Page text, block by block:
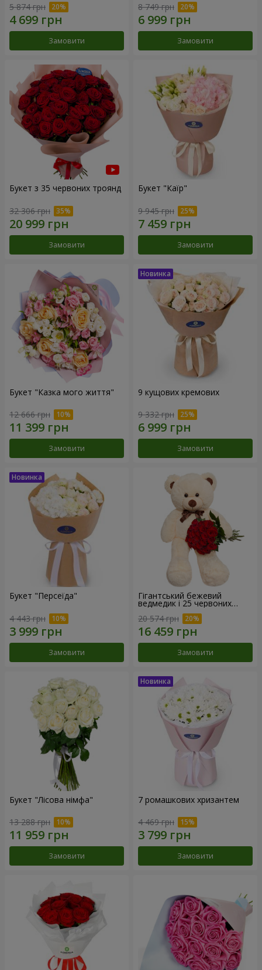
5 874 грн
Замовити
8 749 грн
Замовити
Букет з 35 червоних троянд
32 306 грн
Замовити
Букет "Каїр"
9 945 грн
Замовити
Букет "Казка мого життя"
12 666 грн
Замовити
9 кущових кремових
9 332 грн
Замовити
Букет "Персеїда"
4 443 грн
Замовити
Гігантський бежевий
ведмедик і 25 червоних
троянд
20 574 грн
Замовити
Букет "Лісова німфа"
13 288 грн
Замовити
7 ромашкових хризантем
4 469 грн
Замовити